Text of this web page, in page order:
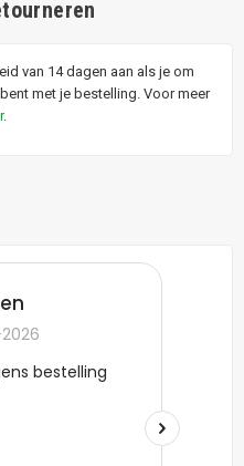
van 14 dagen aan als je om
met je bestelling. Voor meer
.